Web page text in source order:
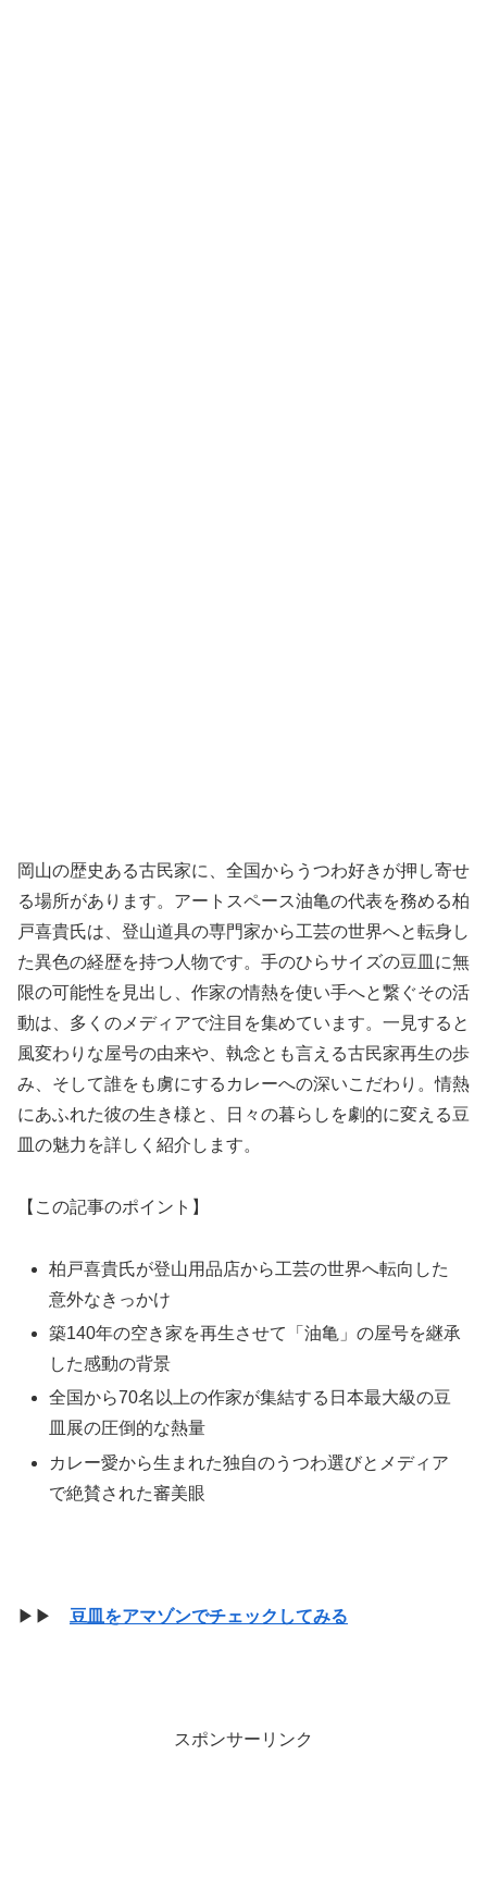
岡山の歴史ある古民家に、全国からうつわ好きが押し寄せ
る場所があります。アートスペース油亀の代表を務める柏
戸喜貴氏は、登山道具の専門家から工芸の世界へと転身し
た異色の経歴を持つ人物です。手のひらサイズの豆皿に無
限の可能性を見出し、作家の情熱を使い手へと繋ぐその活
動は、多くのメディアで注目を集めています。一見すると
風変わりな屋号の由来や、執念とも言える古民家再生の歩
み、そして誰をも虜にするカレーへの深いこだわり。情熱
にあふれた彼の生き様と、日々の暮らしを劇的に変える豆
皿の魅力を詳しく紹介します。
【この記事のポイント】
柏戸喜貴氏が登山用品店から工芸の世界へ転向した
意外なきっかけ
築140年の空き家を再生させて「油亀」の屋号を継承
した感動の背景
全国から70名以上の作家が集結する日本最大級の豆
皿展の圧倒的な熱量
カレー愛から生まれた独自のうつわ選びとメディア
で絶賛された審美眼
▶▶ 豆皿をアマゾンでチェックしてみる
スポンサーリンク